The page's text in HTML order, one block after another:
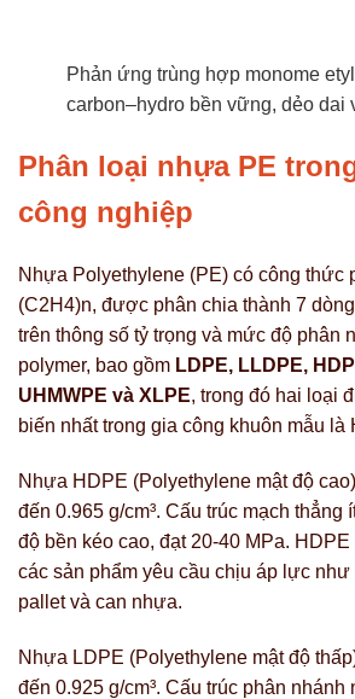
Phản ứng trùng hợp monome
carbon–hydro bền vững, dẻo
Phân loại nhựa PE
công nghiệp
Nhựa Polyethylene (PE) có công thức
(C2H4)n, được phân chia thành 7
trên thông số tỷ trọng và mức độ phân
polymer, bao gồm LDPE, LLDPE,
UHMWPE và XLPE, trong đó hai loại
biến nhất trong gia công khuôn mẫu là
Nhựa HDPE (Polyethylene mật độ
đến 0.965 g/cm³. Cấu trúc mạch thẳng
độ bền kéo cao, đạt 20-40 MPa.
các sản phẩm yêu cầu chịu áp lực
pallet và can nhựa.
Nhựa LDPE (Polyethylene mật độ
đến 0.925 g/cm³. Cấu trúc phân